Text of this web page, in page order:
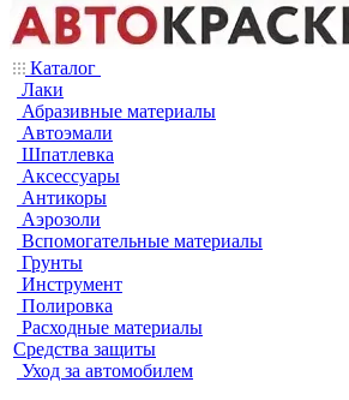
Каталог
Лаки
Абразивные материалы
Автоэмали
Шпатлевка
Аксессуары
Антикоры
Аэрозоли
Вспомогательные материалы
Грунты
Инструмент
Полировка
Расходные материалы
Средства защиты
Уход за автомобилем